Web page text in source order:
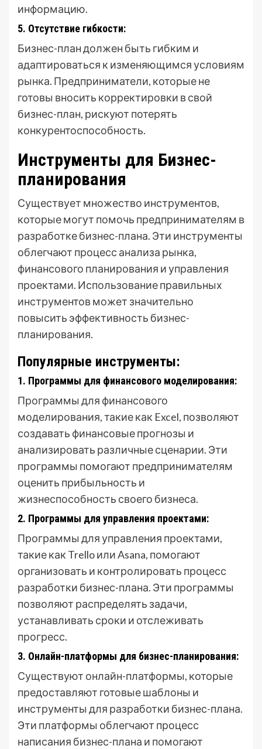
информацию.
5. Отсутствие гибкости:
Бизнес-план должен быть гибким и
адаптироваться к изменяющимся условиям
рынка. Предприниматели, которые не
готовы вносить корректировки в свой
бизнес-план, рискуют потерять
конкурентоспособность.
Инструменты для Бизнес-
планирования
Существует множество инструментов,
которые могут помочь предпринимателям в
разработке бизнес-плана. Эти инструменты
облегчают процесс анализа рынка,
финансового планирования и управления
проектами. Использование правильных
инструментов может значительно
повысить эффективность бизнес-
планирования.
Популярные инструменты:
1. Программы для финансового моделирования:
Программы для финансового
моделирования, такие как Excel, позволяют
создавать финансовые прогнозы и
анализировать различные сценарии. Эти
программы помогают предпринимателям
оценить прибыльность и
жизнеспособность своего бизнеса.
2. Программы для управления проектами:
Программы для управления проектами,
такие как Trello или Asana, помогают
организовать и контролировать процесс
разработки бизнес-плана. Эти программы
позволяют распределять задачи,
устанавливать сроки и отслеживать
прогресс.
3. Онлайн-платформы для бизнес-планирования:
Существуют онлайн-платформы, которые
предоставляют готовые шаблоны и
инструменты для разработки бизнес-плана.
Эти платформы облегчают процесс
написания бизнес-плана и помогают